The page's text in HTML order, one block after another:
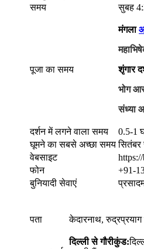
समय
सुबह
पूजा का समय
मंगला
शृंगार
भोग
संध्या
दर्शन में लगने वाला समय
0.5-1
घूमने का सबसे अच्छा समय
वेबसाइट
फोन
+91-
बुनियादी सेवाएं
पता
केदारनाथ,
दिल्ली से गौरीकुंड: